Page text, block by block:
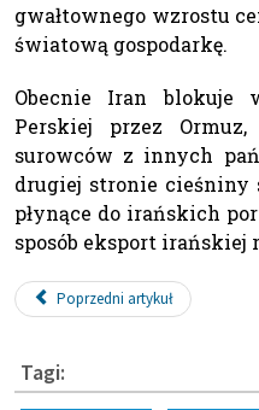
gwałtownego wzrostu
światową gospodarkę.
Obecnie Iran blokuje
Perskiej przez
surowców z innych
drugiej stronie cieśniny
płynące do irańskich
sposób eksport irańskiej
Poprzedni artykuł
Tagi: